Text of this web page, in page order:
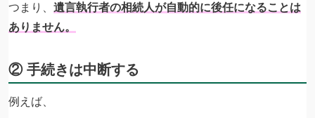
つまり、 遺言執行者の相続人が自動的に後任になることは
ありません。
② 手続きは中断する
例えば、